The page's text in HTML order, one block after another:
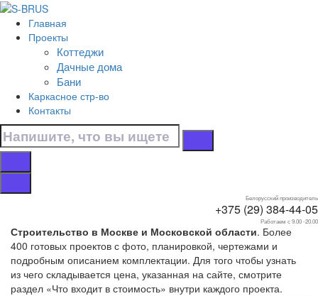
Перейти к контенту
Главная
Проекты
Коттеджи
Дачные дома
Бани
Каркасное стр-во
Контакты
Белорусский производитель
+375 (29) 384-44-05
Работаем с 9.00 -20.00
Главная
Дома 9x7 зимние
деревянных домов 9x7 зимние.
Строительство в Москве и Московской области. Более
400 готовых проектов с фото, планировкой, чертежами и
подробным описанием комплектации. Для того чтобы узнать
из чего складывается цена, указанная на сайте, смотрите
раздел «Что входит в стоимость» внутри каждого проекта.